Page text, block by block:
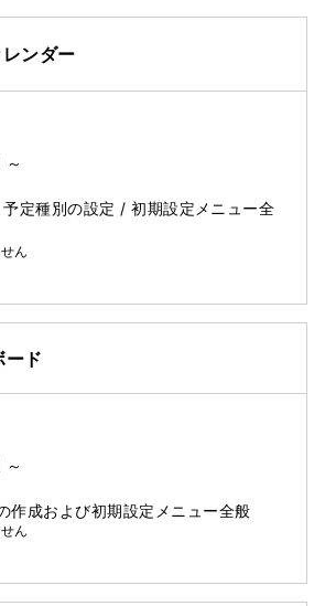
ンダー
～
定種別の設定 / 初期設定メニュー全
ん
ド
～
作成および初期設定メニュー全般
ん